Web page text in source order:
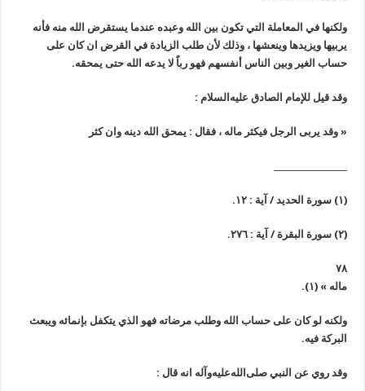
ولكنها في المعاملة التي تكون بين الله وعبده عندما يستقرض الله منه فأنه
يربيها ويزيدها وينعشها ، وذلك لأن طلب الزيادة في القرض ان كان على
حساب الغير وبين الناس أنفسهم فهو رباً لا يدعه الله حتى يمحقه.
وقد قيل للإمام الصادق عليه‌السلام :
« وقد يربى الرجل فيكثر ماله ، فقال : يمحق الله دينه وان كثر
(١) سورة الحديد / آية : ١٢.
(٢) سورة البقرة / آية : ٢٧٦.
٧٨
ماله »(١) .
ولكنه لو كان على حساب الله وطلب مرضاته فهو الذي يتكفل بإنمائه ويبعث
البركة فيه.
وقد روي عن النبيصلى‌الله‌عليه‌وآله انه قال :